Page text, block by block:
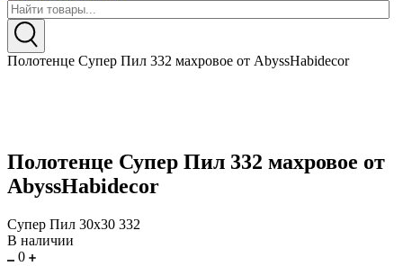
Полотенце Супер Пил 332 махровое от AbyssHabidecor
Полотенце Супер Пил 332 махровое от
AbyssHabidecor
Супер Пил 30х30 332
В наличии
0